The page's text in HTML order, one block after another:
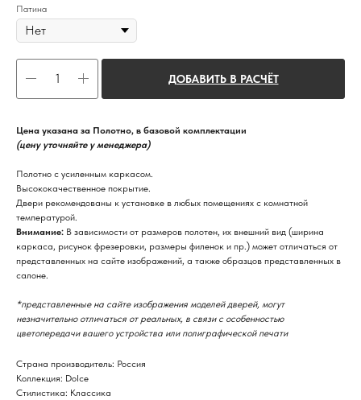
Патина
ДОБАВИТЬ В РАСЧЁТ
Цена указана за Полотно, в базовой комплектации
(цену уточняйте у менеджера)
Полотно с усиленным каркасом.
Высококачественное покрытие.
Двери рекомендованы к установке в любых помещениях с комнатной
температурой.
Внимание: В зависимости от размеров полотен, их внешний вид (ширина
каркаса, рисунок фрезеровки, размеры филенок и пр.) может отличаться от
представленных на сайте изображений, а также образцов представленных в
салоне.
*представленные на сайте изображения моделей дверей, могут
незначительно отличаться от реальных, в связи с особенностью
цветопередачи вашего устройства или полиграфической печати
Страна производитель: Россия
Коллекция: Dolce
Стилистика: Классика